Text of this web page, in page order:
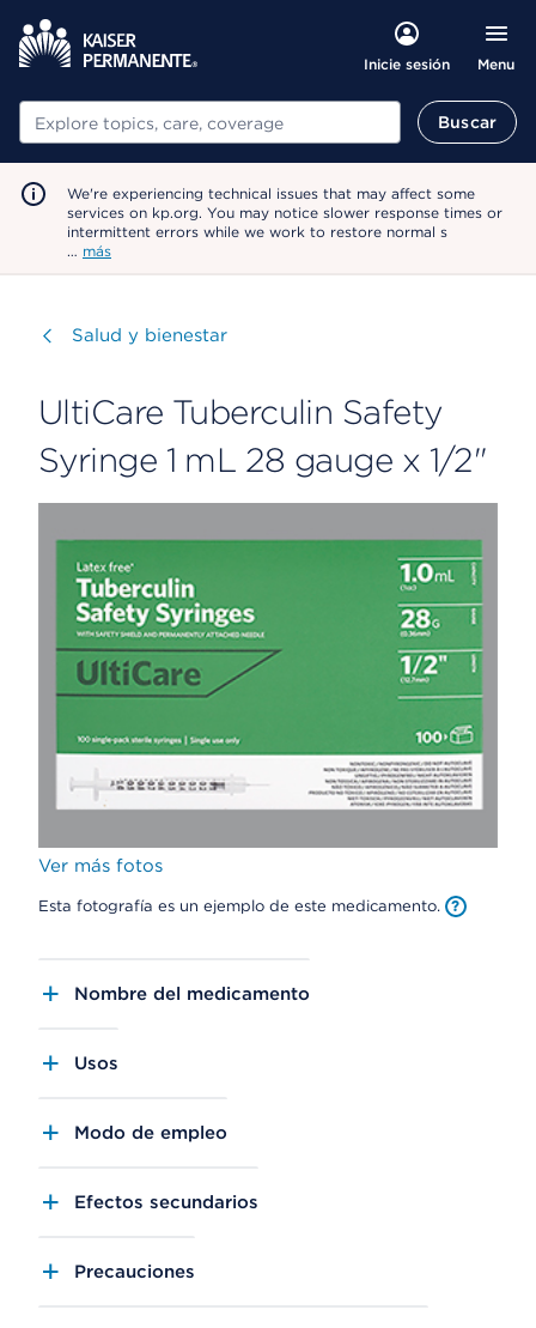
Inicie sesión Menu
Buscar Buscar
We're experiencing technical issues that may affect some
services on kp.org. You may notice slower response times or
intermittent errors while we work to restore normal s
… más
Visitar
Salud y bienestar
UltiCare Tuberculin Safety
Syringe 1 mL 28 gauge x 1/2"
Ver más fotos
Esta fotografía es un ejemplo de este medicamento.
Nombre del medicamento
Usos
Modo de empleo
Efectos secundarios
Precauciones